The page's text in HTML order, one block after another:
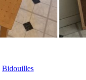
Bidouilles